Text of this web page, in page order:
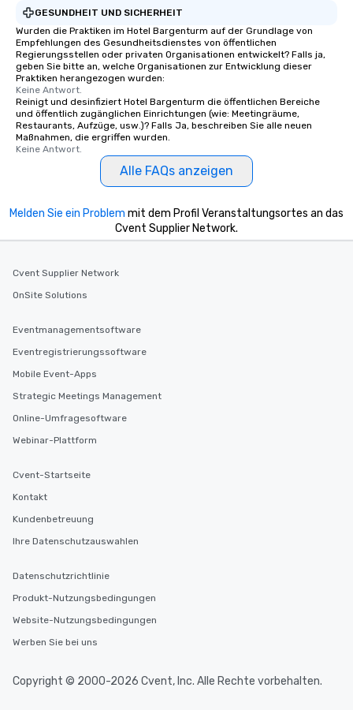
GESUNDHEIT UND SICHERHEIT
Wurden die Praktiken im Hotel Bargenturm auf der Grundlage von
Empfehlungen des Gesundheitsdienstes von öffentlichen
Regierungsstellen oder privaten Organisationen entwickelt? Falls ja,
geben Sie bitte an, welche Organisationen zur Entwicklung dieser
Praktiken herangezogen wurden:
Keine Antwort.
Reinigt und desinfiziert Hotel Bargenturm die öffentlichen Bereiche
und öffentlich zugänglichen Einrichtungen (wie: Meetingräume,
Restaurants, Aufzüge, usw.)? Falls Ja, beschreiben Sie alle neuen
Maßnahmen, die ergriffen wurden.
Keine Antwort.
Alle FAQs anzeigen
Melden Sie ein Problem mit dem Profil Veranstaltungsortes an das
Cvent Supplier Network.
Cvent Supplier Network
OnSite Solutions
Eventmanagementsoftware
Eventregistrierungssoftware
Mobile Event-Apps
Strategic Meetings Management
Online-Umfragesoftware
Webinar-Plattform
Cvent-Startseite
Kontakt
Kundenbetreuung
Ihre Datenschutzauswahlen
Datenschutzrichtlinie
Produkt-Nutzungsbedingungen
Website-Nutzungsbedingungen
Werben Sie bei uns
Copyright © 2000-2026 Cvent, Inc. Alle Rechte vorbehalten.